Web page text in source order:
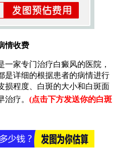
情收费
家专门治疗白癜风的医院，
是详细的根据患者的病情进行
损程度、白斑的大小和白斑面
治疗。(点击下方发送你的白斑